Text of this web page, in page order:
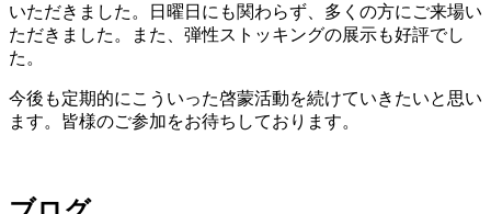
いただきました。日曜日にも関わらず、多くの方にご来場い
ただきました。また、弾性ストッキングの展示も好評でし
た。
今後も定期的にこういった啓蒙活動を続けていきたいと思い
ます。皆様のご参加をお待ちしております。